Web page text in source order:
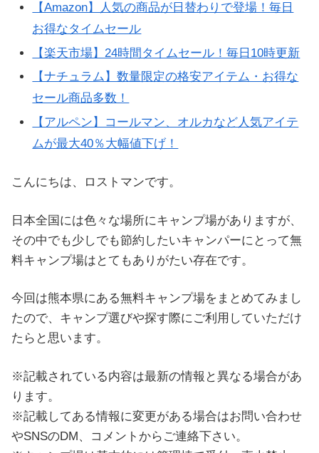
【Amazon】人気の商品が日替わりで登場！毎日
お得なタイムセール
【楽天市場】24時間タイムセール！毎日10時更新
【ナチュラム】数量限定の格安アイテム・お得な
セール商品多数！
【アルペン】コールマン、オルカなど人気アイテ
ムが最大40％大幅値下げ！
こんにちは、ロストマンです。
日本全国には色々な場所にキャンプ場がありますが、
その中でも少しでも節約したいキャンパーにとって無
料キャンプ場はとてもありがたい存在です。
今回は熊本県にある無料キャンプ場をまとめてみまし
たので、キャンプ選びや探す際にご利用していただけ
たらと思います。
※記載されている内容は最新の情報と異なる場合があ
ります。
※記載してある情報に変更がある場合はお問い合わせ
やSNSのDM、コメントからご連絡下さい。